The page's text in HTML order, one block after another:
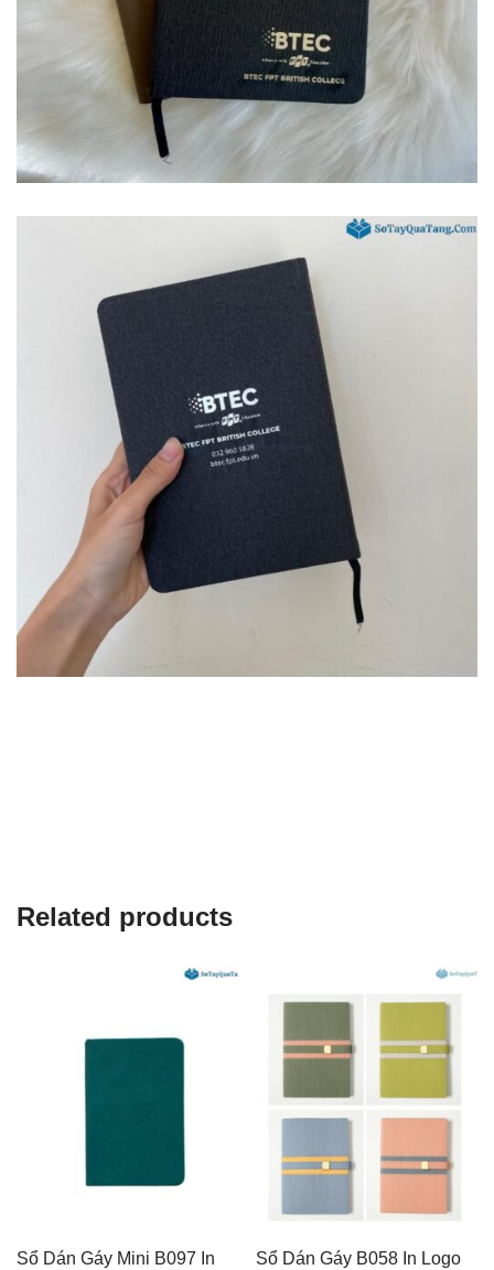
Related products
Sổ Dán Gáy Mini B097 In
Sổ Dán Gáy B058 In Logo